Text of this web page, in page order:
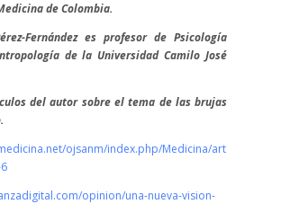
de Colombia.
Fernández es profesor de Psicología
de la Universidad Camilo José
del autor sobre el tema de las brujas
ojsanm/index.php/Medicina/art
opinion/una-nueva-vision-